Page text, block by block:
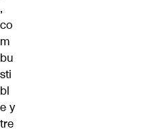
,
co
m
bu
sti
bl
e y
tre